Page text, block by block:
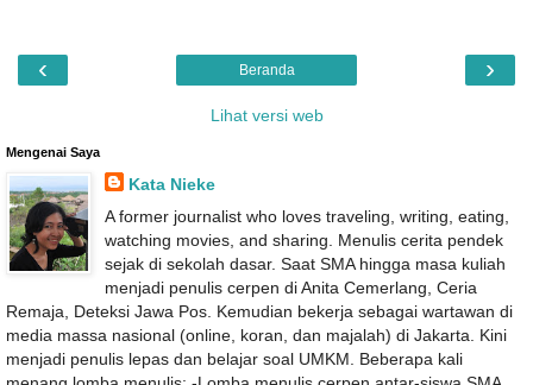
‹ ›
Beranda
Lihat versi web
Mengenai Saya
Kata Nieke
A former journalist who loves traveling, writing, eating,
watching movies, and sharing. Menulis cerita pendek
sejak di sekolah dasar. Saat SMA hingga masa kuliah
menjadi penulis cerpen di Anita Cemerlang, Ceria
Remaja, Deteksi Jawa Pos. Kemudian bekerja sebagai wartawan di
media massa nasional (online, koran, dan majalah) di Jakarta. Kini
menjadi penulis lepas dan belajar soal UMKM. Beberapa kali